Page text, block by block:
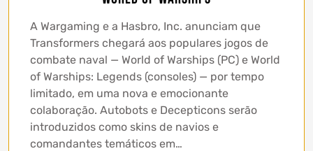
A Wargaming e a Hasbro, Inc. anunciam que
Transformers chegará aos populares jogos de
combate naval — World of Warships (PC) e World
of Warships: Legends (consoles) — por tempo
limitado, em uma nova e emocionante
colaboração. Autobots e Decepticons serão
introduzidos como skins de navios e
comandantes temáticos em…